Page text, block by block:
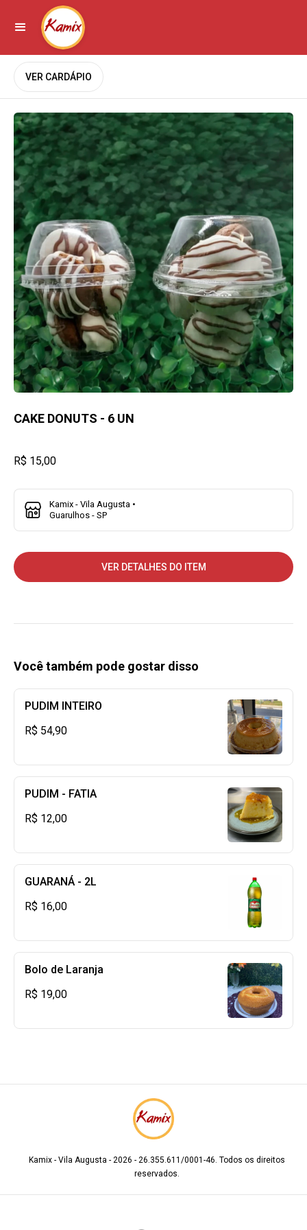
VER CARDÁPIO
CAKE DONUTS - 6 UN
R$ 15,00
Kamix - Vila Augusta •
Guarulhos - SP
VER DETALHES DO ITEM
Você também pode gostar disso
PUDIM INTEIRO
R$ 54,90
PUDIM - FATIA
R$ 12,00
GUARANÁ - 2L
R$ 16,00
Bolo de Laranja
R$ 19,00
Kamix - Vila Augusta - 2026 - 26.355.611/0001-46. Todos os direitos
reservados.